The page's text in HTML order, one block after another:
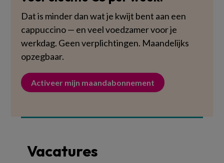
Dat is minder dan wat je kwijt bent aan een
cappuccino — en veel voedzamer voor je
werkdag. Geen verplichtingen. Maandelijks
opzegbaar.
Activeer mijn maandabonnement
Vacatures